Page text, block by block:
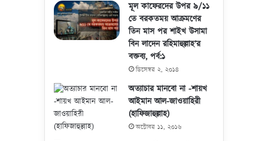
মূল কাফেরদের উপর ৯/১১
তে বরকতময় আক্রমণের
তিন মাস পর শাইখ উসামা
বিন লাদেন রহিমাহুল্লাহ’র
বক্তব্য, পর্ব:১
ডিসেম্বর ২, ২০১৪
অত্যাচার মানবো না -শায়খ
আইমান আল-জাওয়াহিরী
(হাফিজাহুল্লাহ)
অক্টোবর ১১, ২০১৬